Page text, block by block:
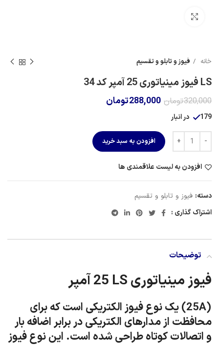
خانه فیوز و تابلو و تقسیم
LS فیوز مینیاتوری 25 آمپر کد 34
320,000تومان 288,000تومان
179 در انبار
افزودن به سبد خرید
افزودن به لیست علاقمندی ها
دسته: فیوز و تابلو و تقسیم
اشتراک گذاری :
توضیحات
فیوز مینیاتوری 25‎ LS آمپر
(25A) یک نوع فیوز الکتریکی است که برای
محافظت از مدارهای الکتریکی در برابر اضافه بار
و اتصالات کوتاه طراحی شده است. این نوع فیوز